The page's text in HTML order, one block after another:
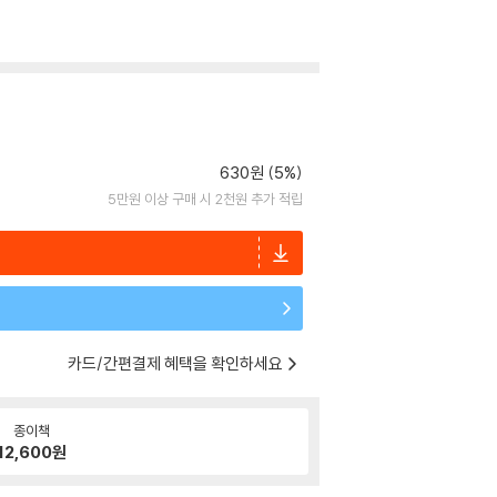
630원 (5%)
5만원 이상 구매 시 2천원 추가 적립
카드/간편결제 혜택을 확인하세요
종이책
원